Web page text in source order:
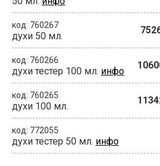
код: 760267
духи 50 мл.
код: 760266
духи тестер 100 мл. инфо
код: 760265
духи 100 мл.
код: 772055
духи тестер 50 мл. инфо